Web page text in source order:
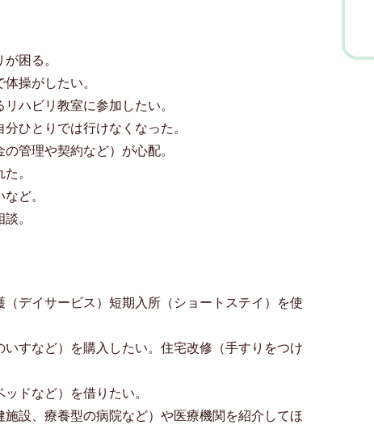
困る。
操がしたい。
ハビリ教室に参加したい。
ひとりでは行けなくなった。
管理や契約など）が心配。
。
ど。
。
デイサービス）短期入所（ショートステイ）を使
すなど）を購入したい。住宅改修（手すりをつけ
ドなど）を借りたい。
設、療養型の病院など）や医療機関を紹介してほ